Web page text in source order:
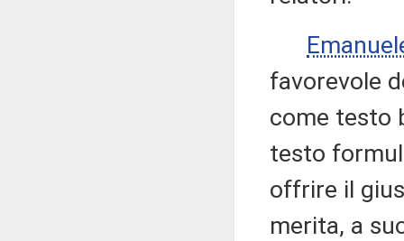
favorevole
come testo
testo
offrire il
merita, a